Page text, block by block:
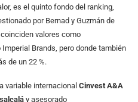
es el quinto fondo del ranking,
por Bernad y Guzmán de
valores como
Brands, pero donde también
de un 22 %.
variable internacional Cinvest A&A
y asesorado